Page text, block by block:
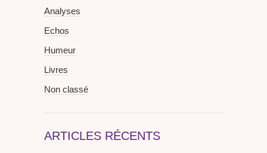
Analyses
Echos
Humeur
Livres
Non classé
ARTICLES RÉCENTS